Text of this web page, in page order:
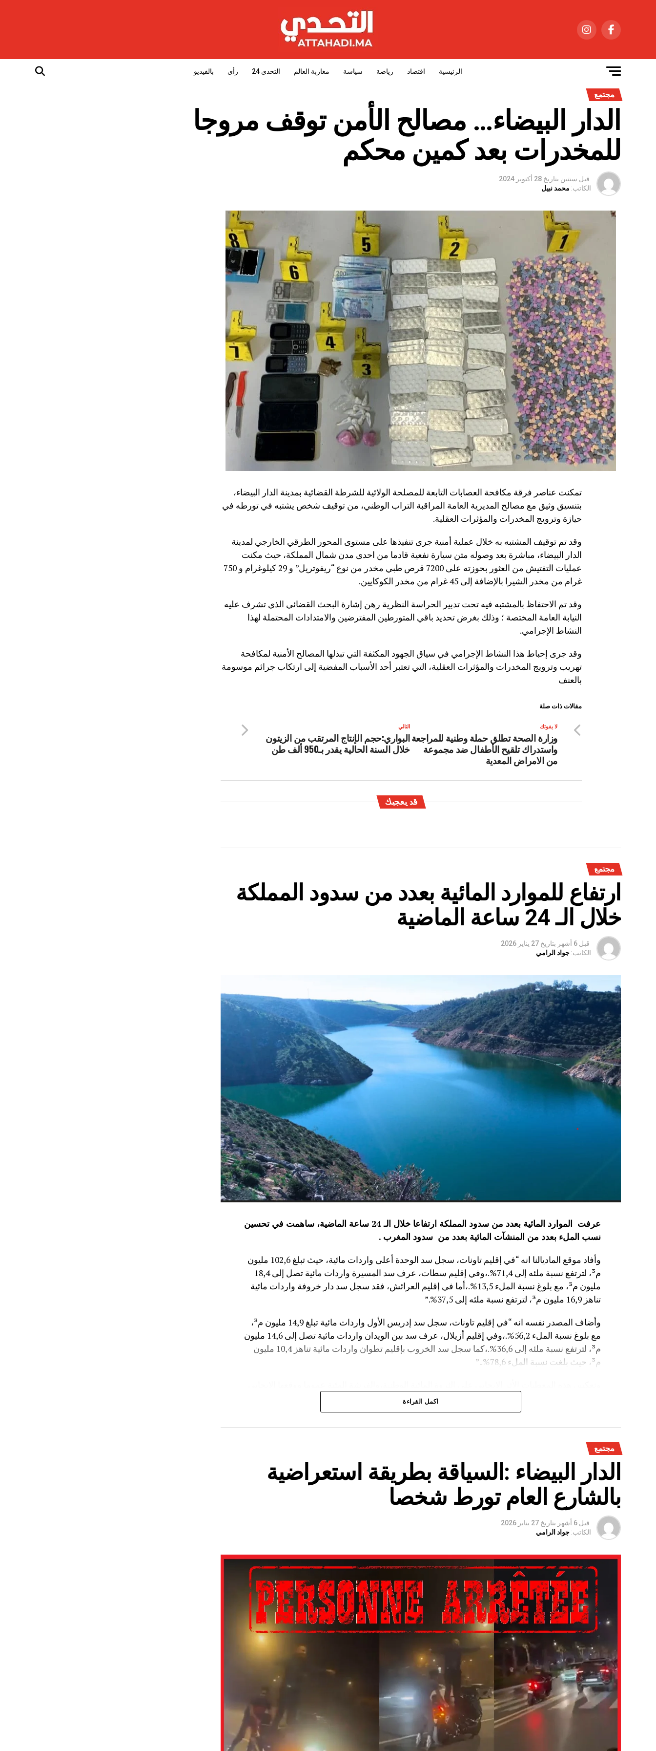
الرئيسية اقتصاد رياضة سياسة مغاربة العالم التحدي 24 رأي بالفيديو
مجتمع
الدار البيضاء… مصالح الأمن توقف مروجا
للمخدرات بعد كمين محكم
قبل سنتين بتاريخ 28 أكتوبر 2024
الكاتب: محمد نبيل
تمكنت عناصر فرقة مكافحة العصابات التابعة للمصلحة الولائية للشرطة القضائية بمدينة الدار البيضاء،
بتنسيق وثيق مع مصالح المديرية العامة المراقبة التراب الوطني، من توقيف شخص يشتبه في تورطه في
حيازة وترويج المخدرات والمؤثرات العقلية.
وقد تم توقيف المشتبه به خلال عملية أمنية جرى تنفيذها على مستوى المحور الطرقي الخارجي لمدينة
الدار البيضاء، مباشرة بعد وصوله متن سيارة نفعية قادما من احدى مدن شمال المملكة، حيث مكنت
عمليات التفتيش من العثور بحوزته على 7200 قرص طبي مخدر من نوع “ريفوتريل” و 29 كيلوغرام و 750
غرام من مخدر الشيرا بالإضافة إلى 45 غرام من مخدر الكوكايين.
وقد تم الاحتفاظ بالمشتبه فيه تحت تدبير الحراسة النظرية رهن إشارة البحث القضائي الذي تشرف عليه
النيابة العامة المختصة ؛ وذلك بغرض تحديد باقي المتورطين المفترضين والامتدادات المحتملة لهذا
النشاط الإجرامي.
وقد جرى إحباط هذا النشاط الإجرامي في سياق الجهود المكثفة التي تبذلها المصالح الأمنية لمكافحة
تهريب وترويج المخدرات والمؤثرات العقلية، التي تعتبر أحد الأسباب المفضية إلى ارتكاب جرائم موسومة
بالعنف
مقالات ذات صلة
التالي
البواري:حجم الإنتاج المرتقب من الزيتون
خلال السنة الحالية يقدر بـ950 ألف طن
لا يفوتك
وزارة الصحة تطلق حملة وطنية للمراجعة
واستدراك تلقيح الأطفال ضد مجموعة
من الامراض المعدية
قد يعجبك
مجتمع
ارتفاع للموارد المائية بعدد من سدود المملكة
خلال الـ 24 ساعة الماضية
قبل 6 أشهر بتاريخ 27 يناير 2026
الكاتب: جواد الرامي
عرفت الموارد المائية بعدد من سدود المملكة ارتفاعا خلال الـ 24 ساعة الماضية، ساهمت في تحسين
نسب الملء بعدد من المنشآت المائية بعدد من سدود المغرب .
وأفاد موقع الماديالنا انه “في إقليم تاونات، سجل سد الوحدة أعلى واردات مائية، حيث تبلغ 102,6 مليون
م³، لترتفع نسبة ملئه إلى 71,4%.،وفي إقليم سطات، عرف سد المسيرة واردات مائية تصل إلى 18,4
مليون م³، مع بلوغ نسبة الملء 13,5%.،أما في إقليم العرائش، فقد سجل سد دار خروفة واردات مائية
تناهز 16,9 مليون م³، لترتفع نسبة ملئه إلى 37,5%.”
وأضاف المصدر نفسه انه “في إقليم تاونات، سجل سد إدريس الأول واردات مائية تبلغ 14,9 مليون م³،
مع بلوغ نسبة الملء 56,2%.،وفي إقليم أزيلال، عرف سد بين الويدان واردات مائية تصل إلى 14,6 مليون
م³، لترتفع نسبة ملئه إلى 36,6%.،كما سجل سد الخروب بإقليم تطوان واردات مائية تناهز 10,4 مليون
م³، حيث بلغت نسبة الملء 78,6%..”
اكمل القراءة
مجتمع
الدار البيضاء :السياقة بطريقة استعراضية
بالشارع العام تورط شخصا
قبل 6 أشهر بتاريخ 27 يناير 2026
الكاتب: جواد الرامي